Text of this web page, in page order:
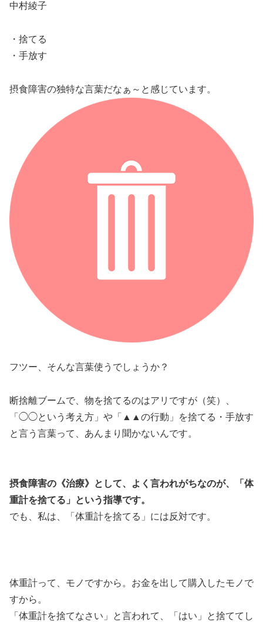
中村綾子
・捨てる
・手放す
摂食障害の独特な言葉だなぁ～と感じています。
フツー、そんな言葉使うでしょうか？
断捨離ブームで、物を捨てるのはアリですが（笑）、
「◯◯という考え方」や「▲▲の行動」を捨てる・手放す
と言う言葉って、あんまり聞かないんです。
摂食障害の《治療》として、よく言われがちなのが、「体
重計を捨てる」という指導です。
でも、私は、「体重計を捨てる」には反対です。
体重計って、モノですから。お金を出して購入したモノで
すから。
「体重計を捨てなさい」と言われて、「はい」と捨ててし